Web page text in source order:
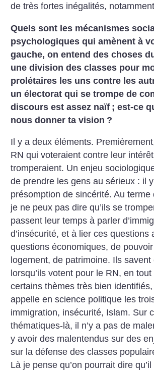
de très fortes inégalités,
Quels sont les mécanismes
psychologiques qui amènent à
gauche, on entend des choses
une division des classes pour
prolétaires les uns contre les
un électorat qui se trompe de
discours est assez naïf ; est-ce
nous donner ta vision ?
Il y a deux éléments.
RN qui voteraient contre leur
tromperaient. Un enjeu
de prendre les gens au sérieux : il
présomption de sincérité. Au terme
je ne peux pas dire qu’ils se
passent leur temps à parler
d’insécurité, et à lier ces questions
questions économiques, de pouvoir
logement, de patrimoine. Ils savent
lorsqu’ils votent pour le RN, en
certains thèmes très bien identifiés,
appelle en science politique les
immigration, insécurité, Islam. Sur
thématiques-là, il n’y a pas de
y avoir des malentendus sur des
sur la défense des classes
Là je pense qu’on pourrait dire